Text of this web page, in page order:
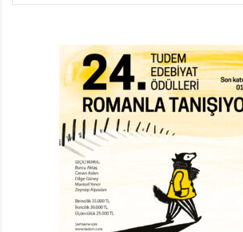
yayımlanır. Bu arada çeviriler de
yılında Bakış Mecmuası Çocuk
kitabı olarak basılır. Bu kitabı 1958’de
Yayınevinden çıkanAdsız Kahraman,
Küçük Vatansever, Sardunyalı Küçük
kitapları izler.
1958 yılı Hakkı Ercan’ın en çok
Altın Irmak, Beş Kuruşun
Zenginin Kızı, Boncuk Cüce, Buz